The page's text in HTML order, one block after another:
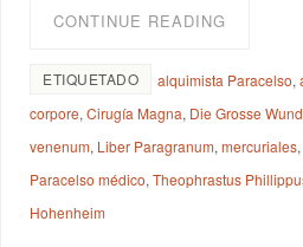
CONTINUE READING
ETIQUETADO alquimista Paracelso,
corpore,Cirugía Magna, Die Grosse
venenum, Liber Paragranum,mercuriales
Paracelso médico,Theophrastus
Hohenheim